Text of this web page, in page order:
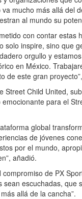
mucho más allá del
al mundo su
con contar estas
inspire, sino que
orgullo y
en México.
de este gran
Street Child United,
para el
global
de jóvenes
por el mundo,
añadió.
de PX
escuchadas, que
allá de la cancha”.